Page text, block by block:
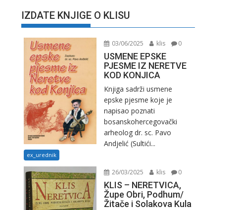
IZDATE KNJIGE O KLISU
03/06/2025 klis 0
USMENE EPSKE
PJESME IZ NERETVE
KOD KONJICA
Knjiga sadrži usmene
epske pjesme koje je
napisao poznati
bosanskohercegovački
arheolog dr. sc. Pavo
Andjelić (Sultići...
ex_urednik
26/03/2025 klis 0
KLIS – NERETVICA,
Župe Obri, Podhum/
Žitače i Solakova Kula